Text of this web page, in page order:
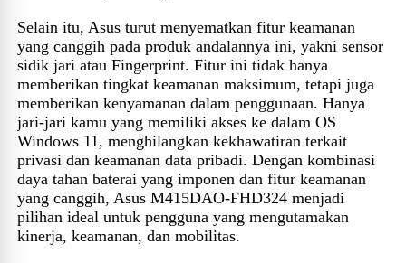
Selain itu, Asus turut menyematkan fitur keamanan
yang canggih pada produk andalannya ini, yakni sensor
sidik jari atau Fingerprint. Fitur ini tidak hanya
memberikan tingkat keamanan maksimum, tetapi juga
memberikan kenyamanan dalam penggunaan. Hanya
jari-jari kamu yang memiliki akses ke dalam OS
Windows 11, menghilangkan kekhawatiran terkait
privasi dan keamanan data pribadi. Dengan kombinasi
daya tahan baterai yang imponen dan fitur keamanan
yang canggih, Asus M415DAO-FHD324 menjadi
pilihan ideal untuk pengguna yang mengutamakan
kinerja, keamanan, dan mobilitas.